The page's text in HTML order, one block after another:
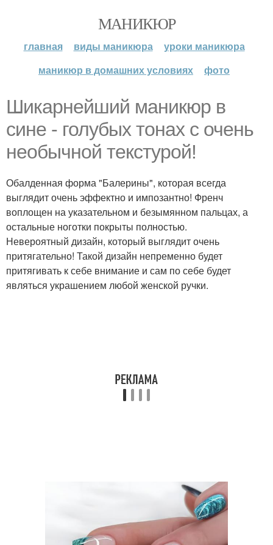
МАНИКЮР
главная виды маникюра
уроки маникюра
маникюр в домашних условиях
фото
Шикарнейший маникюр в
сине - голубых тонах с очень
необычной текстурой!
Обалденная форма "Балерины", которая всегда
выглядит очень эффектно и импозантно! Френч
воплощен на указательном и безымянном пальцах, а
остальные ноготки покрыты полностью.
Невероятный дизайн, который выглядит очень
притягательно! Такой дизайн непременно будет
притягивать к себе внимание и сам по себе будет
являться украшением любой женской ручки.